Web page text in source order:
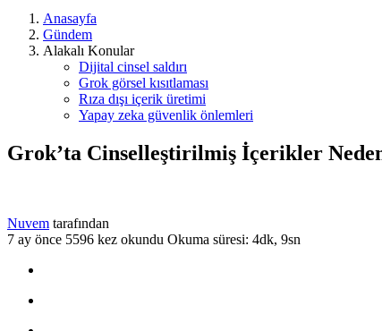
Anasayfa
Gündem
Alakalı Konular
Dijital cinsel saldırı
Grok görsel kısıtlaması
Rıza dışı içerik üretimi
Yapay zeka güvenlik önlemleri
Grok’ta Cinselleştirilmiş İçerikler
Nuvem tarafından
7 ay önce 5596 kez okundu Okuma süresi: 4dk, 9sn